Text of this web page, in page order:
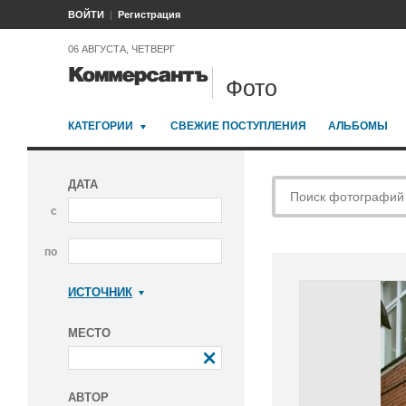
ВОЙТИ Регистрация
06 АВГУСТА, ЧЕТВЕРГ
Фото
КАТЕГОРИИ СВЕЖИЕ ПОСТУПЛЕНИЯ АЛЬБОМЫ
ДАТА
с
по
ИСТОЧНИК
МЕСТО
АВТОР